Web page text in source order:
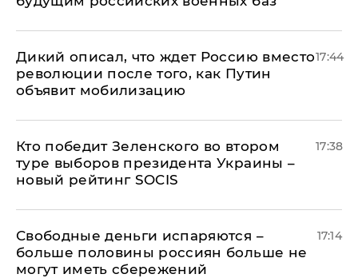
Дикий описал, что ждет Россию вместо
революции после того, как Путин
объявит мобилизацию
17:44
Кто победит Зеленского во втором
туре выборов президента Украины –
новый рейтинг SOCIS
17:38
Свободные деньги испаряются –
больше половины россиян больше не
могут иметь сбережений
17:14